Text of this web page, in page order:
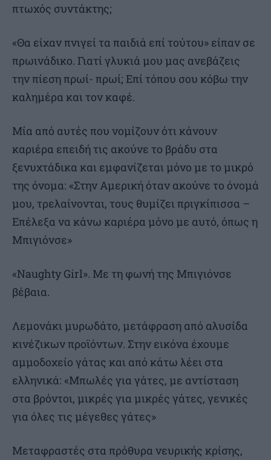
πτωχός συντάκτης;
«Θα είχαν πνιγεί τα παιδιά επί τούτου» είπαν σε
πρωινάδικο. Γιατί γλυκιά μου μας ανεβάζεις
την πίεση πρωί- πρωί; Επί τόπου σου κόβω την
καλημέρα και τον καφέ.
Μία από αυτές που νομίζουν ότι κάνουν
καριέρα επειδή τις ακούνε το βράδυ στα
ξενυχτάδικα και εμφανίζεται μόνο με το μικρό
της όνομα: «Στην Αμερική όταν ακούνε το όνομά
μου, τρελαίνονται, τους θυμίζει πριγκίπισσα –
Επέλεξα να κάνω καριέρα μόνο με αυτό, όπως η
Μπιγιόνσε»
«Naughty Girl». Με τη φωνή της Μπιγιόνσε
βέβαια.
Λεμονάκι μυρωδάτο, μετάφραση από αλυσίδα
κινέζικων προϊόντων. Στην εικόνα έχουμε
αμμοδοχείο γάτας και από κάτω λέει στα
ελληνικά: «Μπωλές για γάτες, με αντίσταση
στα βρόντοι, μικρές για μικρές γάτες, γενικές
για όλες τις μέγεθες γάτες»
Μεταφραστές στα πρόθυρα νευρικής κρίσης,